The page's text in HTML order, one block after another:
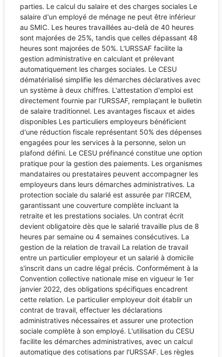
parties. Le calcul du salaire et des charges sociales Le
salaire d'un employé de ménage ne peut être inférieur
au SMIC. Les heures travaillées au-delà de 40 heures
sont majorées de 25%, tandis que celles dépassant 48
heures sont majorées de 50%. L'URSSAF facilite la
gestion administrative en calculant et prélevant
automatiquement les charges sociales. Le CESU
dématérialisé simplifie les démarches déclaratives avec
un système à deux chiffres. L'attestation d'emploi est
directement fournie par l'URSSAF, remplaçant le bulletin
de salaire traditionnel. Les avantages fiscaux et aides
disponibles Les particuliers employeurs bénéficient
d'une réduction fiscale représentant 50% des dépenses
engagées pour les services à la personne, selon un
plafond défini. Le CESU préfinancé constitue une option
pratique pour la gestion des paiements. Les organismes
mandataires ou prestataires peuvent accompagner les
employeurs dans leurs démarches administratives. La
protection sociale du salarié est assurée par l'IRCEM,
garantissant une couverture complète incluant la
retraite et les prestations sociales. Un contrat écrit
devient obligatoire dès que le salarié travaille plus de 8
heures par semaine ou 4 semaines consécutives. La
gestion de la relation de travail La relation de travail
entre un particulier employeur et un salarié à domicile
s'inscrit dans un cadre légal précis. Conformément à la
Convention collective nationale mise en vigueur le 1er
janvier 2022, des obligations spécifiques encadrent
cette relation. Le particulier employeur doit établir un
contrat de travail, effectuer les déclarations
administratives nécessaires et assurer une protection
sociale complète à son employé. L'utilisation du CESU
facilite les démarches administratives, avec un calcul
automatique des cotisations par l'URSSAF. Les règles